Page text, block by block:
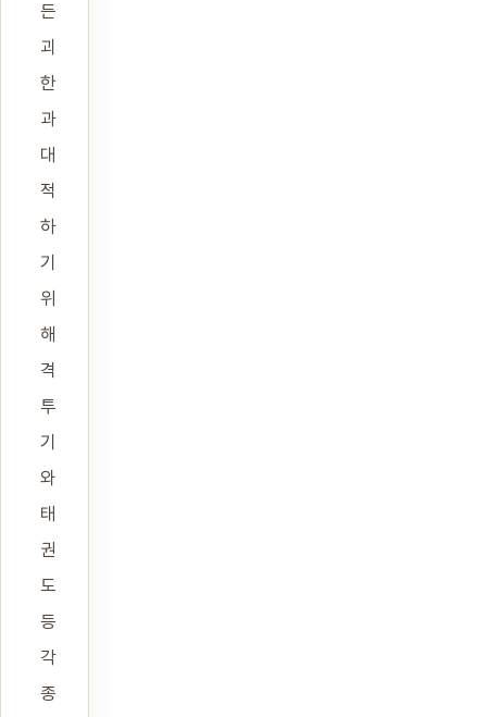
든
괴
한
과
대
적
하
기
위
해
격
투
기
와
태
권
도
등
각
종